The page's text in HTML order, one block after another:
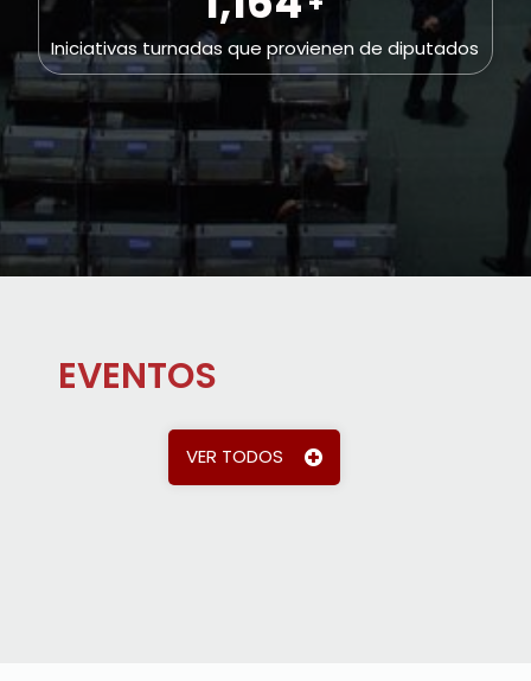
1,697+
Iniciativas turnadas que provienen de diputados
EVENTOS